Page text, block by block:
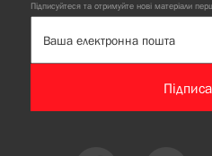
Підписуйтеся та отримуйте нові матеріали